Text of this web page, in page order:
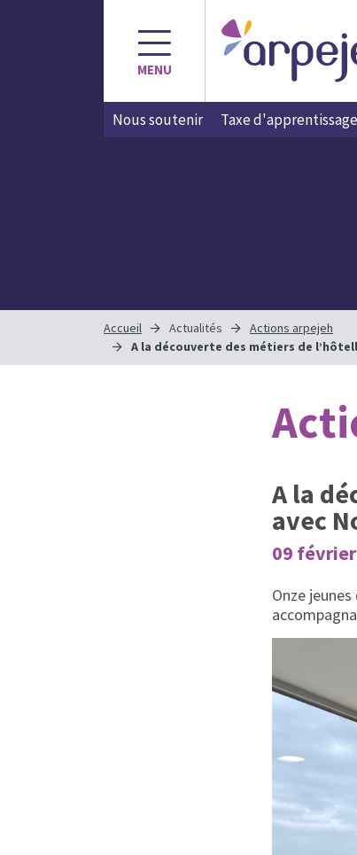
MENU
Nous soutenir Taxe d'apprentissage
Accueil Actualités
Actions arpejeh
A la découverte des métiers de
A la
avec
09 février
Onze